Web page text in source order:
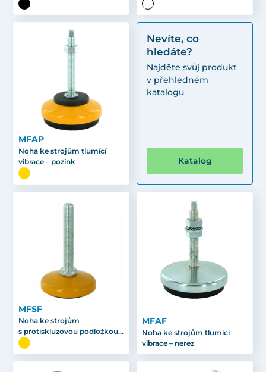
MFAP
Noha ke strojům tlumící
vibrace – pozink
Nevíte, co
hledáte?
Najděte svůj produkt
v přehledném
katalogu
Katalog
MFSF
Noha ke strojům
s protiskluzovou podložkou –
pozink
MFAF
Noha ke strojům tlumící
vibrace – nerez